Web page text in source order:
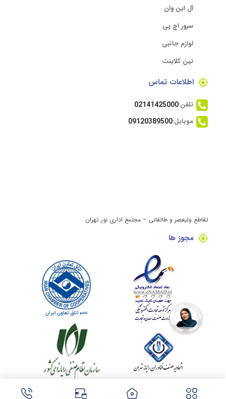
آل این وان
سرور اچ پی
لوازم جانبی
تین کلاینت
اطلاعات تماس
تلفن:02141425000
موبایل:09120389500
تقاطع ولیعصر و طالقانی – مجتمع اداری نور تهران
مجوز ها
کلیه حقوق این وبسایت برای مینی کامپیوتر محفوظ می باشد.